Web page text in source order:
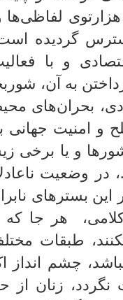
لفاظی‌ها
گردیده
و با
به آن،
بحران‌های
و امنیت جهانی
و یا برخی
در وضعیت
بسترهای
هر جا که
طبقات
چشم انداز
زنان از